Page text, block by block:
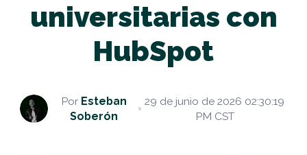
universitarias con
HubSpot
Por Esteban
Soberón
29 de junio de 2026 02:30:19
PM CST